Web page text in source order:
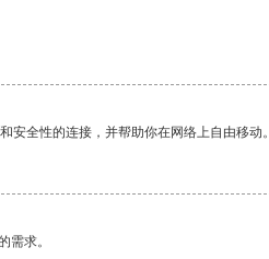
安全性的连接，并帮助你在网络上自由移动。
需求。